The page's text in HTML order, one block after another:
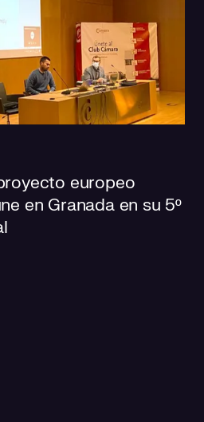
europeo
en Granada en su 5º